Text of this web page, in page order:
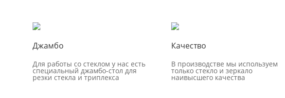
Джамбо
Для работы со стеклом у нас есть
специальный джамбо-стол для
резки стекла и триплекса
Качество
В производстве мы используем
только стекло и зеркало
наивысшего качества